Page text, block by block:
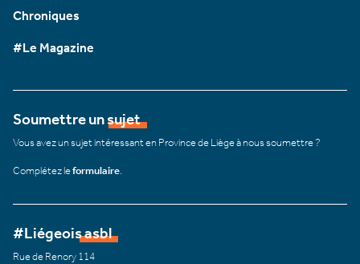
Chroniques
#Le Magazine
Soumettre un sujet
Vous avez un sujet intéressant en Province de Liège à nous soumettre ?
Complétez leformulaire
#Liégeois asbl
Rue de Renory 114